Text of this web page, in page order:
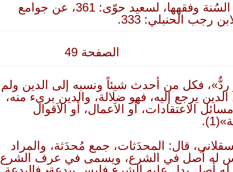
(3) الاساس في السُنة وفقهها، لسعيد حوّى: 361، عن جوامع
رجب الحنبلي: 333.
الصفحة 49
فكل من أحدث شيئاً ونسبه إلى الدين ولم
يرجع إليه، فهو ضلالة، والدين بريء منه،
الاعتقادات، أو الاَعمال، أو الاَقوال
(1)
.
قال: المحدَثات، جمع مُحدَثة، والمراد
له أصل في الشرع، ويسمى في عرف الشرع